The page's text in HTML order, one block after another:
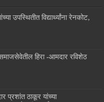
उपस्थितीत विद्यार्थ्यांना रेनकोट,
हिरा -आमदार रविशेठ
प्रशांत ठाकूर यांच्या